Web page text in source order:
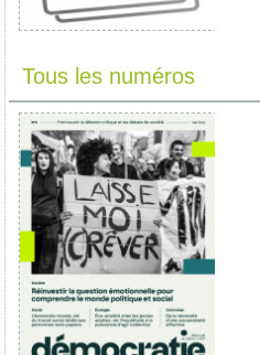
Tous les numéros